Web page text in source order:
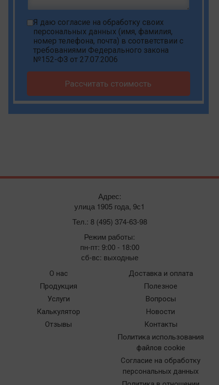
Я даю согласие на обработку своих
персональных данных (имя, фамилия,
номер телефона, почта) в соответствии с
требованиями Федерального закона
№152-ФЗ от 27.07.2006
Рассчитать стоимость
О нас
Продукция
Услуги
Калькулятор
Отзывы
Доставка и оплата
Полезное
Вопросы
Новости
Контакты
Политика использования
файлов cookie
Согласие на обработку
персональных данных
Адрес:
улица 1905 года, 9с1
Тел.: 8 (495) 374-63-98
Режим работы:
пн-пт: 9:00 - 18:00
сб-вс: выходные